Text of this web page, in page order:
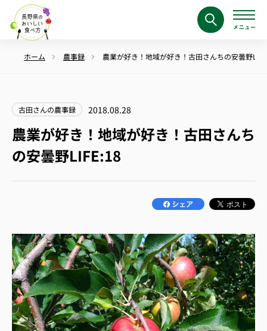
ホーム 農事録 農業が好き！地域が好き！古田さんちの安曇野
古田さんの農事録 2018.08.28
農業が好き！地域が好き！古田さんち
の安曇野LIFE:18